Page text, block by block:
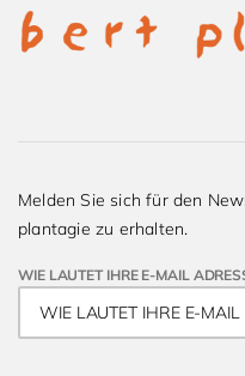
Melden Sie sich für den
plantagie zu erhalten.
WIE LAUTET IHRE E-MAIL